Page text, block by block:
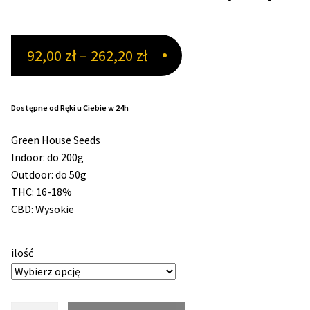
Max THC 21% i Więcej
Medyczne Odmiany
Regularne
Przewaga Indica
Przewaga Sativa
100% Indica
92,00 zł – 262,20 złZakres
cen:
Dostępne od Ręki u Ciebie w 24h
Green House Seeds
Indoor: do 200g
Outdoor: do 50g
THC: 16-18%
CBD: Wysokie
ilość